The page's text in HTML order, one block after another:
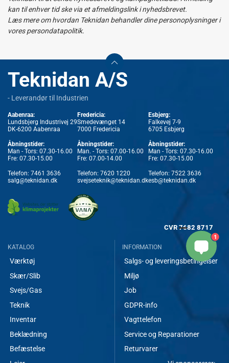
kan til enhver tid ske via et afmeldingslink i nyhedsbrevet.
Læs mere om hvordan Teknidan behandler dine personoplysninger i
vores persondatapolitik.
Teknidan A/S
- Leverandør til Industrien
Aabenraa:
Lundsbjerg Industrivej 29
DK-6200 Aabenraa
Åbningstider:
Man - Tors: 07.30-16.00
Fre: 07.30-15.00
Telefon: 7461 3636
salg@teknidan.dk
Fredericia:
Smedevænget 14
7000 Fredericia
Åbningstider:
Man. - Tors: 07.00-16.00
Fre: 07.00-14.00
Telefon: 7620 1220
svejseteknik@teknidan.dk
Esbjerg:
Falkevej 7-9
6705 Esbjerg
Åbningstider:
Man - Tors: 07.30-16.00
Fre: 07.30-15.00
Telefon: 7522 3636
esb@teknidan.dk
CVR 7682 8717
KATALOG
Værktøj
Skær/Slib
Svejs/Gas
Teknik
Inventar
Beklædning
Befæstelse
INFORMATION
Salgs- og leveringsbetingelser
Miljø
Job
GDPR-info
Vagttelefon
Service og Reparationer
Returvarer
1